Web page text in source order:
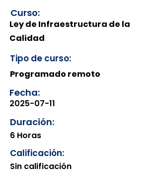
Curso:
Ley de Infraestructura de la
Calidad
Tipo de curso:
Programado remoto
Fecha:
2025-07-11
Duración:
6 Horas
Calificación:
Sin calificación